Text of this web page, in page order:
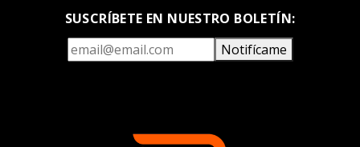
SUSCRÍBETE EN NUESTRO BOLETÍN:
Notifícame